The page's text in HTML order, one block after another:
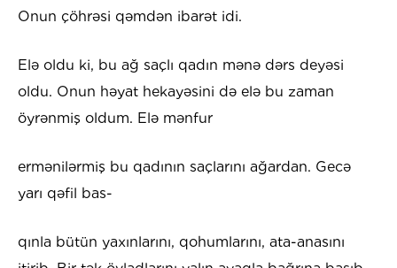
Onun çöhrəsi qəmdən ibarət idi.
Elə oldu ki, bu ağ saçlı qadın mənə dərs deyəsi
oldu. Onun həyat hekayəsini də elə bu zaman
öyrənmiş oldum. Elə mənfur
ermənilərmiş bu qadının saçlarını ağardan. Gecə
yarı qəfil bas-
qınla bütün yaxınlarını, qohumlarını, ata-anasını